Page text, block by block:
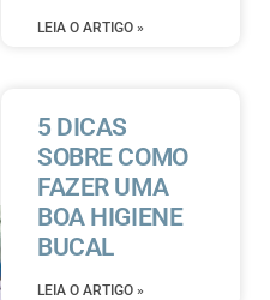
LEIA O ARTIGO »
5 DICAS
SOBRE COMO
FAZER UMA
BOA HIGIENE
BUCAL
LEIA O ARTIGO »